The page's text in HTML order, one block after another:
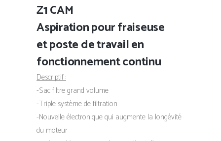
Z1 CAM
Aspiration pour fraiseuse
et poste de travail en
fonctionnement continu
Descriptif :
-Sac filtre grand volume
-Triple système de filtration
-Nouvelle électronique qui augmente la longévité
du moteur